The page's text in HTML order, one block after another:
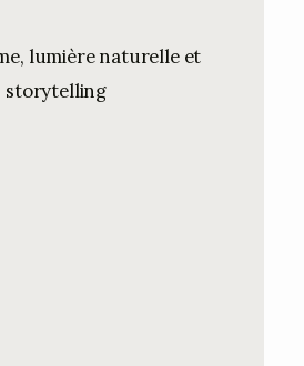
lumière naturelle et
storytelling